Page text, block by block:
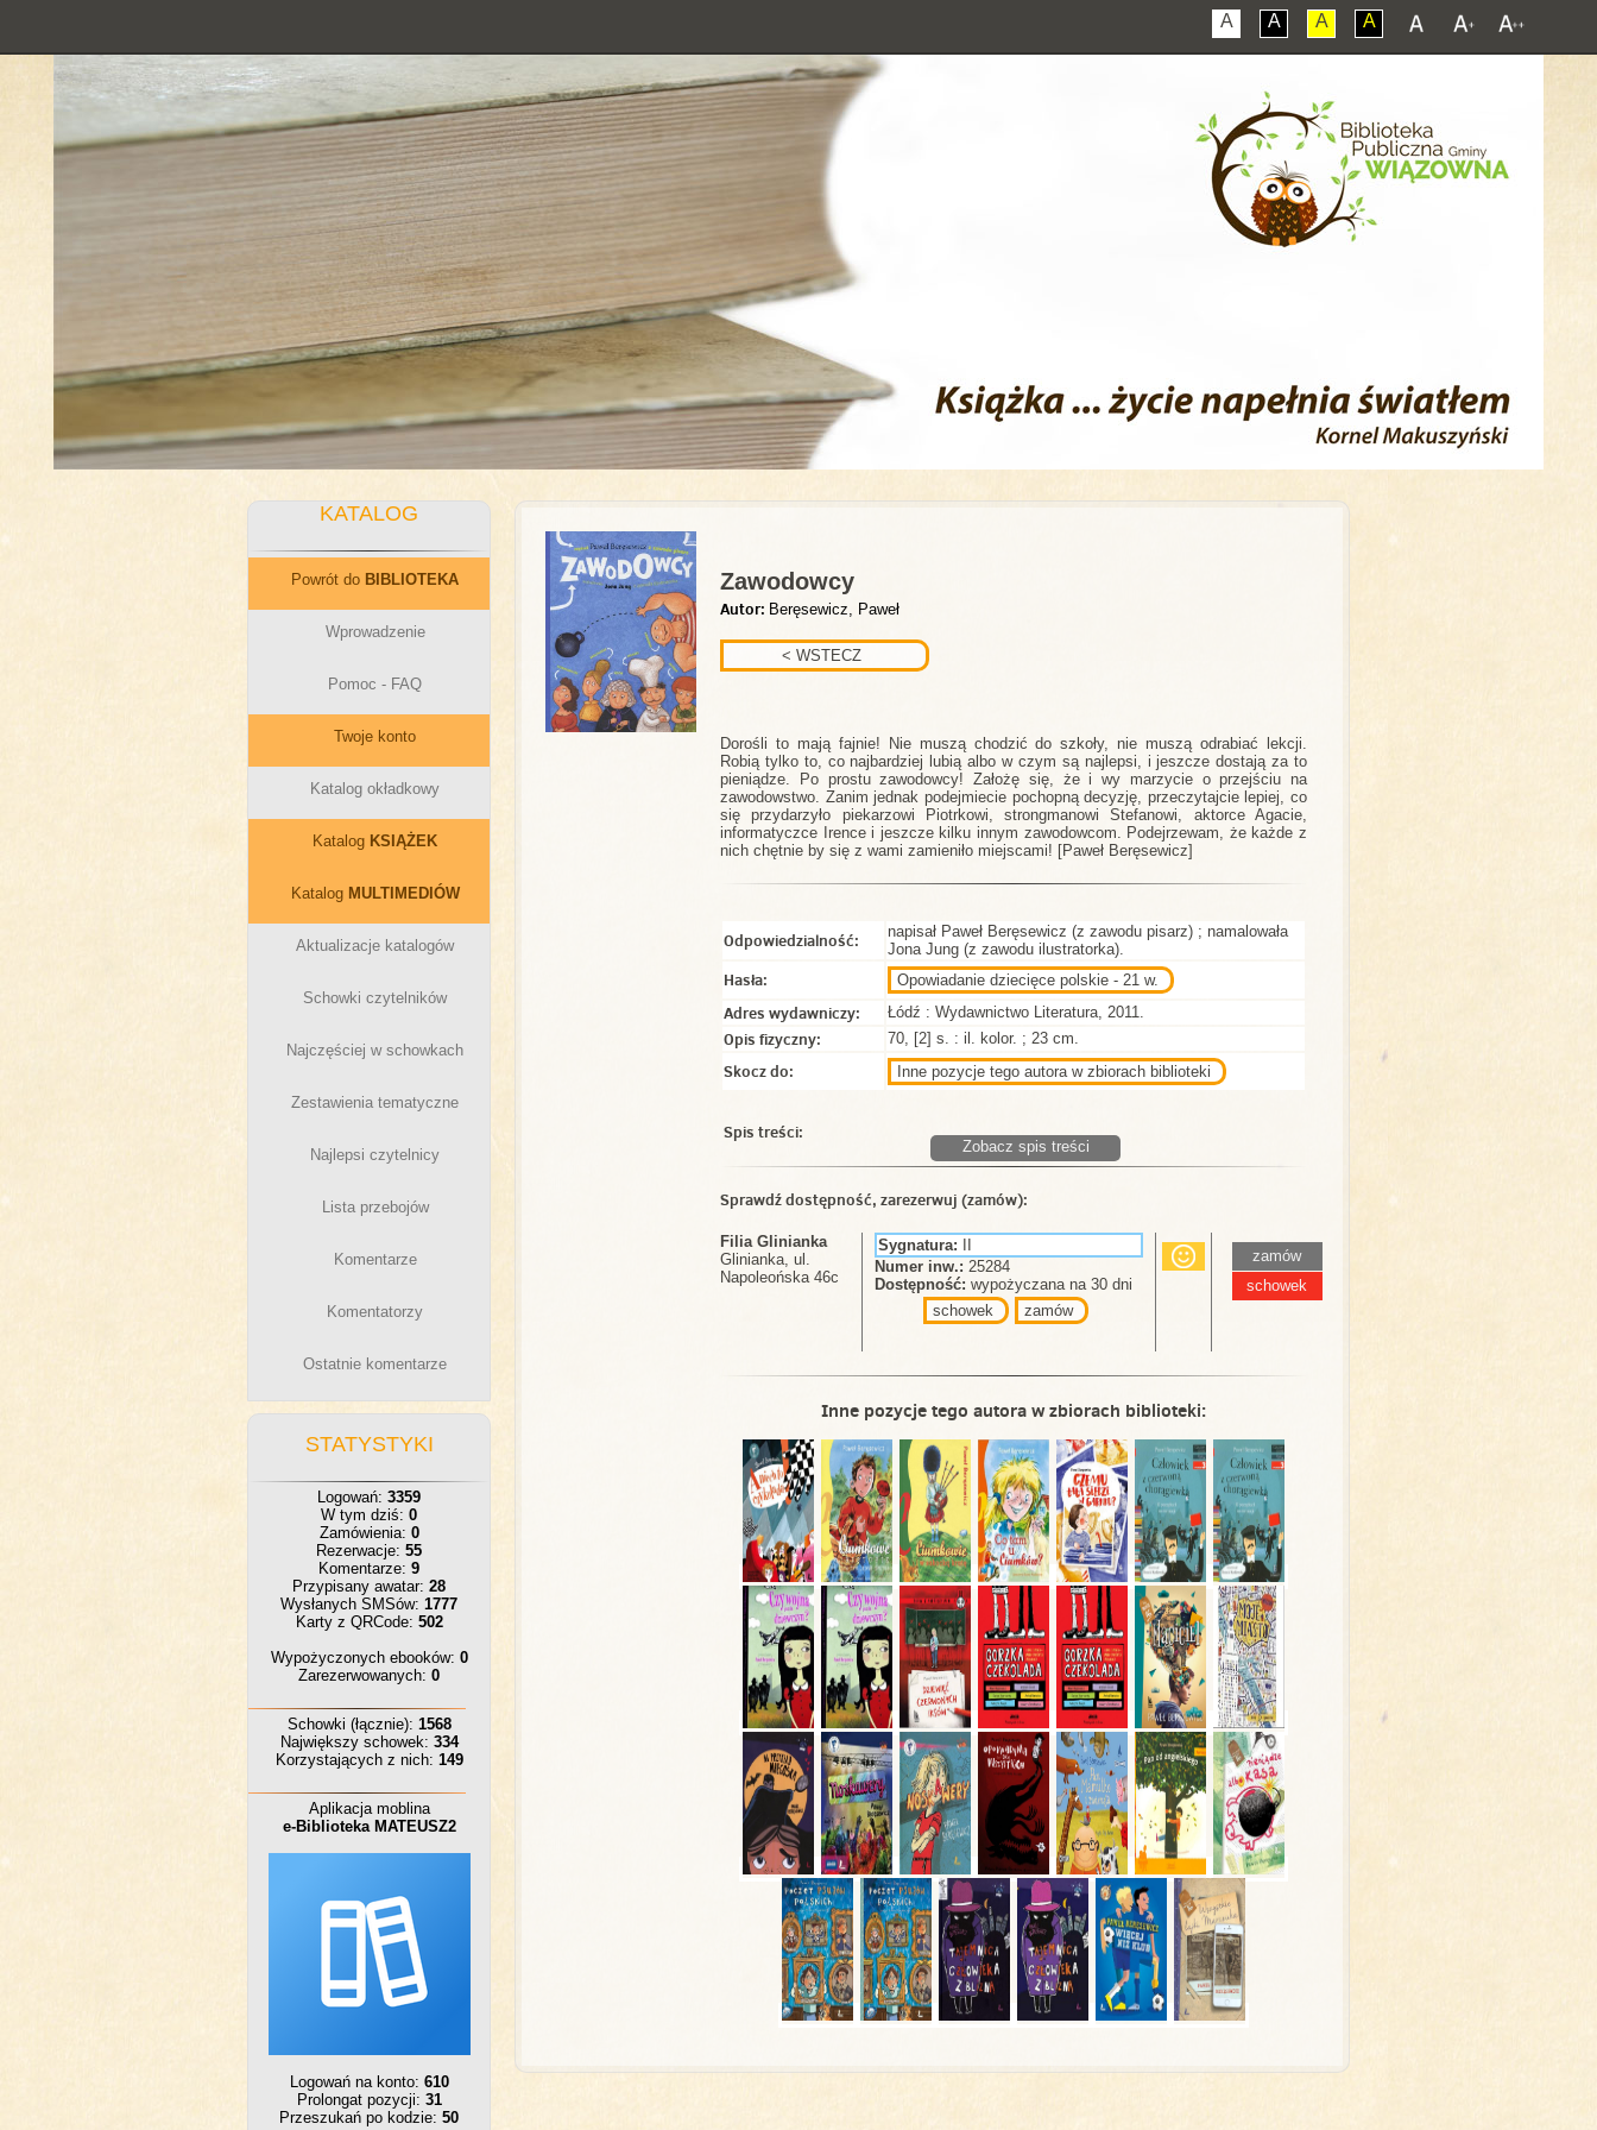
A A A A
KATALOG
Powrót do BIBLIOTEKA
Wprowadzenie
Pomoc - FAQ
Twoje konto
Katalog okładkowy
Katalog KSIĄŻEK
Katalog MULTIMEDIÓW
Aktualizacje katalogów
Schowki czytelników
Najczęściej w schowkach
Zestawienia tematyczne
Najlepsi czytelnicy
Lista przebojów
Komentarze
Komentatorzy
Ostatnie komentarze
STATYSTYKI
Logowań: 3359
W tym dziś: 0
Zamówienia: 0
Rezerwacje: 55
Komentarze: 9
Przypisany awatar: 28
Wysłanych SMSów: 1777
Karty z QRCode: 502
Wypożyczonych ebooków: 0
Zarezerwowanych: 0
Schowki (łącznie): 1568
Największy schowek: 334
Korzystających z nich: 149
Aplikacja moblina
e-Biblioteka MATEUSZ2
Logowań na konto: 610
Prolongat pozycji: 31
Przeszukań po kodzie: 50
Zawodowcy
Autor: Beręsewicz, Paweł
Dorośli to mają fajnie! Nie muszą chodzić do szkoły, nie muszą odrabiać lekcji.
Robią tylko to, co najbardziej lubią albo w czym są najlepsi, i jeszcze dostają za to
pieniądze. Po prostu zawodowcy! Założę się, że i wy marzycie o przejściu na
zawodowstwo. Zanim jednak podejmiecie pochopną decyzję, przeczytajcie lepiej, co
się przydarzyło piekarzowi Piotrkowi, strongmanowi Stefanowi, aktorce Agacie,
informatyczce Irence i jeszcze kilku innym zawodowcom. Podejrzewam, że każde z
nich chętnie by się z wami zamieniło miejscami! [Paweł Beręsewicz]
Odpowiedzialność:
napisał Paweł Beręsewicz (z zawodu pisarz) ; namalowała
Jona Jung (z zawodu ilustratorka).
Hasła: Opowiadanie dziecięce polskie - 21 w.
Adres wydawniczy: Łódź : Wydawnictwo Literatura, 2011.
Opis fizyczny: 70, [2] s. : il. kolor. ; 23 cm.
Skocz do: Inne pozycje tego autora w zbiorach biblioteki
Spis treści:
Zobacz spis treści
Sprawdź dostępność, zarezerwuj (zamów):
Filia Glinianka
Glinianka, ul.
Napoleońska 46c
Sygnatura:
Numer inw.: 25284
Dostępność: wypożyczana na 30 dni
schowek
zamów
zamów
schowek
Inne pozycje tego autora w zbiorach biblioteki: